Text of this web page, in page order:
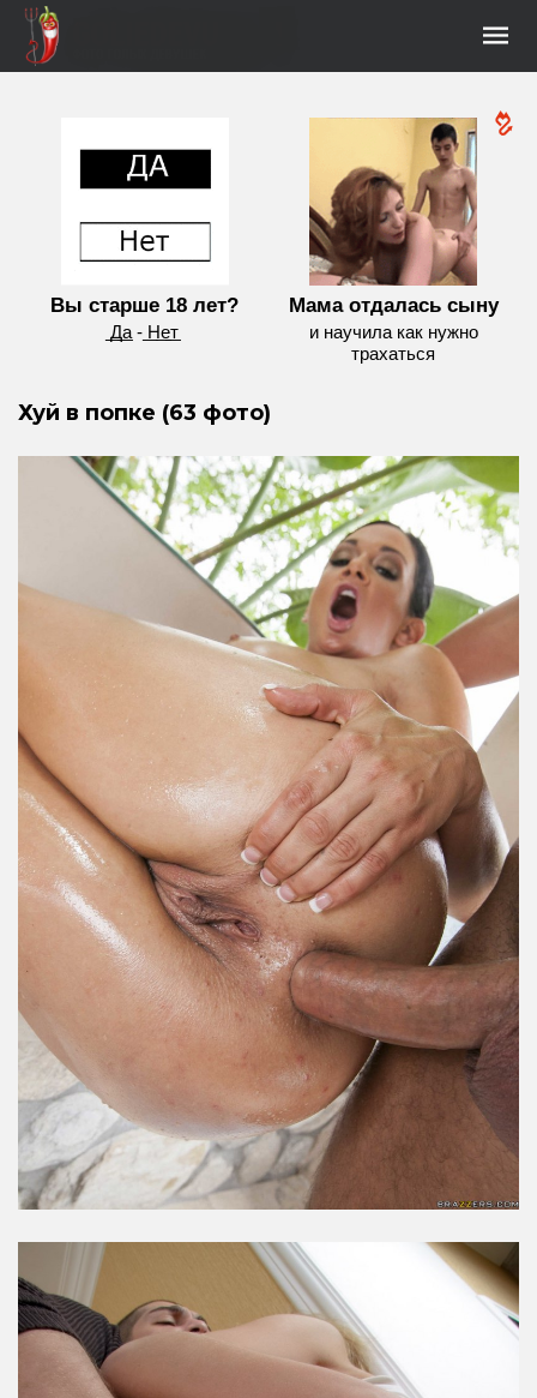
Вы старше 18 лет?
͟Д͟а - ͟Н͟е͟т
Мама отдалась сыну
и научила как нужно
трахаться
Хуй в попке (63 фото)